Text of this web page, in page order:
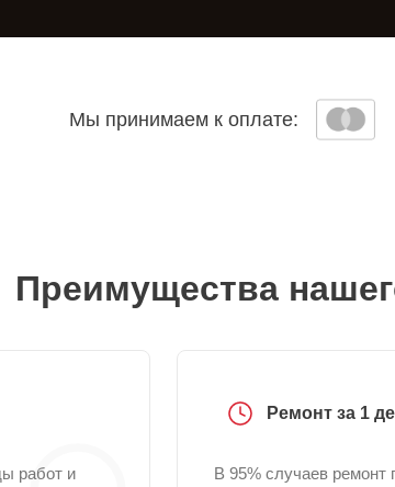
Мы принимаем к оплате:
Преимущества
работ и
Ремонт за 1
В 95% случаев ремонт